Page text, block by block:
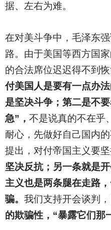
据、左右为难。
在对美斗争中，毛泽东
路。由于美国等西方国
的合法席位迟迟得不到
付美国人是要有一点办法
是坚决斗争；第二是不要
急”， 不是说真的不在乎
耐心，先做好自己国内
提出，对付帝国主义要
坚决反抗；另一条就是开
主义也是两条腿在走路
骗。 我们支持开会谈判，
的欺骗性，“暴露它们那